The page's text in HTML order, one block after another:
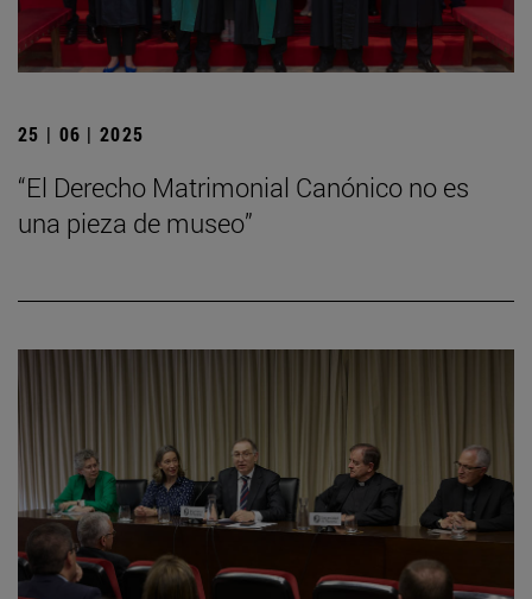
25 | 06 | 2025
“El Derecho Matrimonial Canónico no es
una pieza de museo”